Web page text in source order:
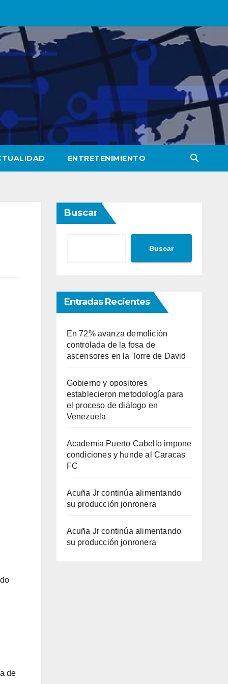
ENTRETENIMIENTO
de
Buscar
Buscar
Entradas Recientes
En 72% avanza demolición
controlada de la fosa de
ascensores en la Torre de David
Gobierno y opositores
establecieron metodología para
el proceso de diálogo en
Venezuela
Academia Puerto Cabello impone
condiciones y hunde al Caracas
FC
Acuña Jr continúa alimentando
su producción jonronera
Acuña Jr continúa alimentando
su producción jonronera